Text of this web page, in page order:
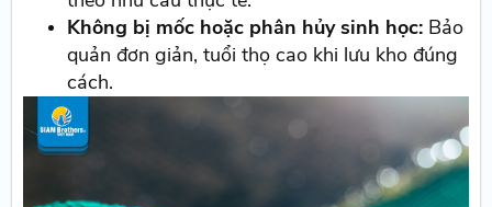
Không bị mốc hoặc phân hủy sinh học: Bảo
quản đơn giản, tuổi thọ cao khi lưu kho đúng
cách.